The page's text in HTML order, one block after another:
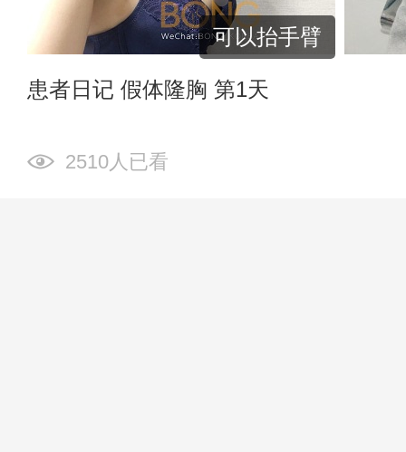
可以抬手臂
患者日记 假体隆胸 第1天
2510人已看